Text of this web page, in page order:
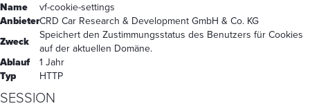
Name
vf-cookie-settings
AnbieterCRD Car Research & Development GmbH & Co. KG
Zweck
Speichert den Zustimmungsstatus des Benutzers für Cookies
auf der aktuellen Domäne.
Ablauf
1 Jahr
Typ
HTTP
SESSION